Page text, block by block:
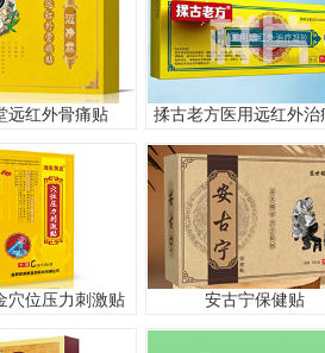
远红外骨痛贴
穴位压力刺激贴 安古宁保健贴